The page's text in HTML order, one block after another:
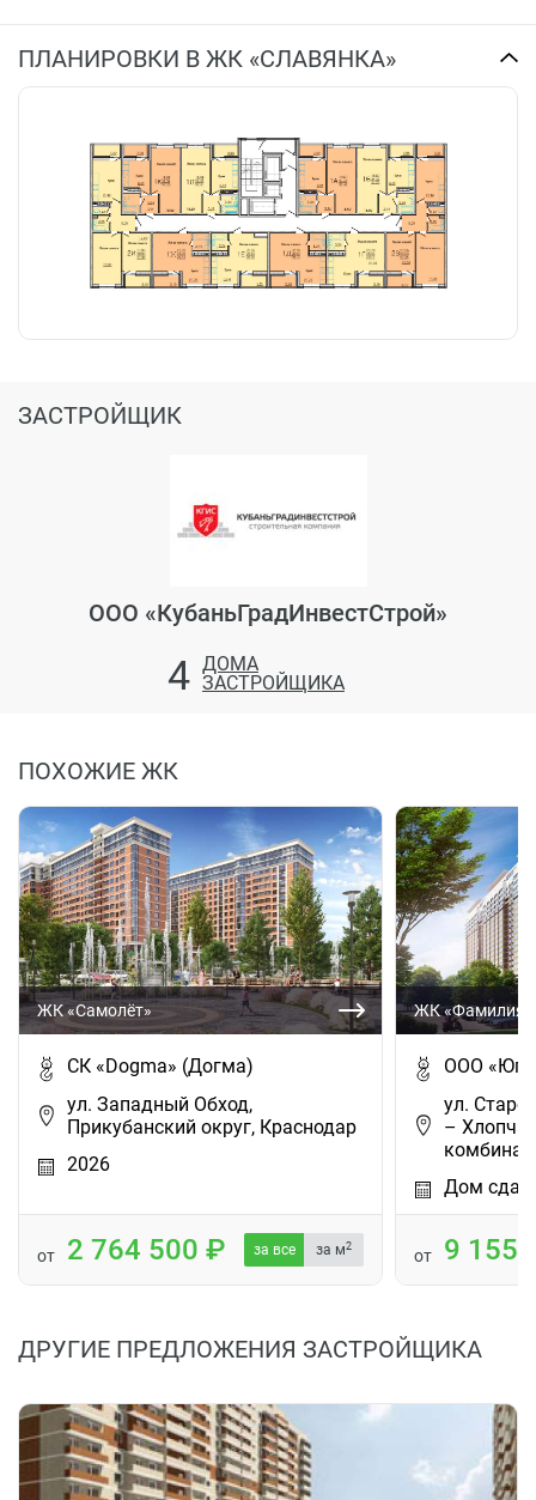
ПЛАНИРОВКИ В ЖК «СЛАВЯНКА»
ЗАСТРОЙЩИК
ООО «КубаньГрадИнвестСтрой»
4 ДОМА
ЗАСТРОЙЩИКА
ПОХОЖИЕ ЖК
ЖК «Самолёт»
СК «Dogma» (Догма)
ул. Западный Обход,
Прикубанский округ, Краснодар
2026
от 2 764 500 за все за м2
ЖК «Фамилия»
ООО
ул.
–
комбина…
Дом сдан
от 9 155
ДРУГИЕ ПРЕДЛОЖЕНИЯ ЗАСТРОЙЩИКА